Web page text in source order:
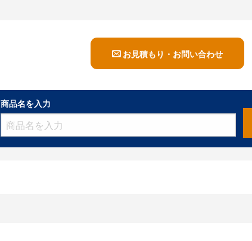
お見積もり・お問い合わせ
商品名を入力